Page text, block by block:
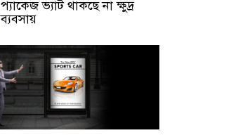
প্যাকেজ ভ্যাট থাকছে না ক্ষুদ্র
ব্যবসায়
অক্টোবরে স্থানীয় সরকার নির্বাচন
আয়োজনের লক্ষ্যে প্রস্তুতি চলছে :
ইসি